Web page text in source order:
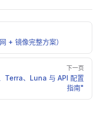
+ 镜像完整方案）
下一页
Terra、Luna 与 API 配置
指南"